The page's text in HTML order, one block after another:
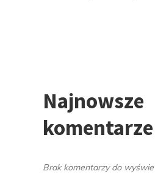
Najnowsze
komentarze
Brak komentarzy do